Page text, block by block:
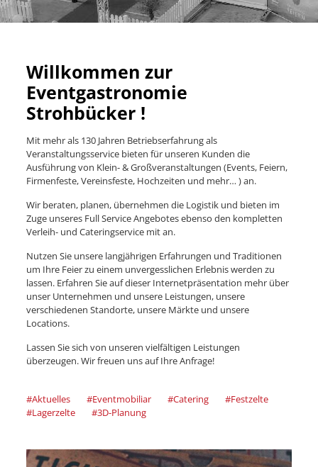
Willkommen zur
Eventgastronomie
Strohbücker !
Mit mehr als 130 Jahren Betriebserfahrung als
Veranstaltungsservice bieten für unseren Kunden die
Ausführung von Klein- & Großveranstaltungen (Events, Feiern,
Firmenfeste, Vereinsfeste, Hochzeiten und mehr… ) an.
Wir beraten, planen, übernehmen die Logistik und bieten im
Zuge unseres Full Service Angebotes ebenso den kompletten
Verleih- und Cateringservice mit an.
Nutzen Sie unsere langjährigen Erfahrungen und Traditionen
um Ihre Feier zu einem unvergesslichen Erlebnis werden zu
lassen. Erfahren Sie auf dieser Internetpräsentation mehr über
unser Unternehmen und unsere Leistungen, unsere
verschiedenen Standorte, unsere Märkte und unsere
Locations.
Lassen Sie sich von unseren vielfältigen Leistungen
überzeugen. Wir freuen uns auf Ihre Anfrage!
#Aktuelles #Eventmobiliar #Catering
#Festzelte
#Lagerzelte
#3D-Planung